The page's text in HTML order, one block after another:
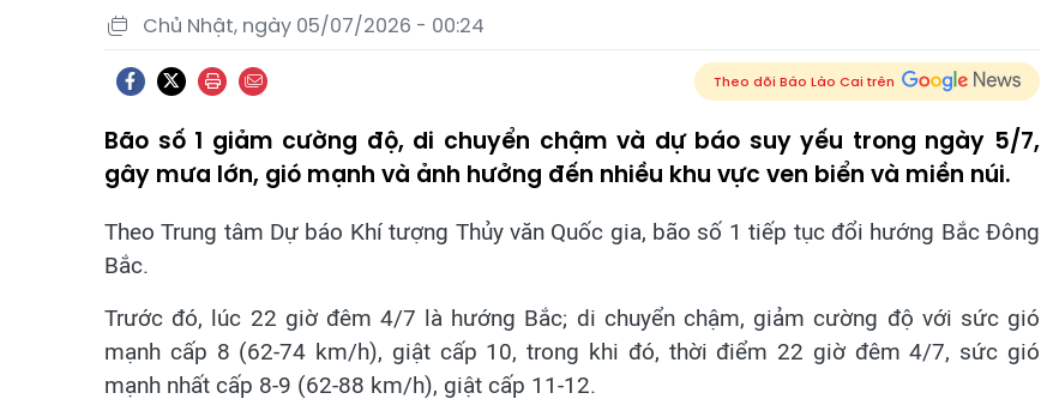
Chủ Nhật, ngày 05/07/2026 - 00:24
Theo dõi Báo Lào Cai trên
Bão số 1 giảm cường độ, di chuyển chậm và dự báo suy yếu trong ngày 5/7,
gây mưa lớn, gió mạnh và ảnh hưởng đến nhiều khu vực ven biển và miền núi.
Theo Trung tâm Dự báo Khí tượng Thủy văn Quốc gia, bão số 1 tiếp tục đổi hướng Bắc Đông
Bắc.
Trước đó, lúc 22 giờ đêm 4/7 là hướng Bắc; di chuyển chậm, giảm cường độ với sức gió
mạnh cấp 8 (62-74 km/h), giật cấp 10, trong khi đó, thời điểm 22 giờ đêm 4/7, sức gió
mạnh nhất cấp 8-9 (62-88 km/h), giật cấp 11-12.